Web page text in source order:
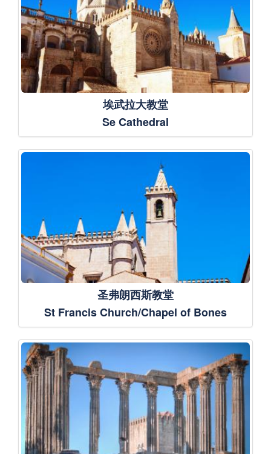
埃武拉大教堂
Se Cathedral
圣弗朗西斯教堂
St Francis Church/Chapel of Bones